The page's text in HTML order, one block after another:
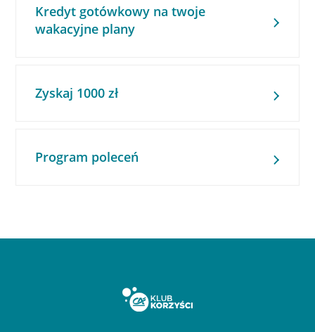
Kredyt gotówkowy na twoje
wakacyjne plany
Zyskaj 1000 zł
Program poleceń